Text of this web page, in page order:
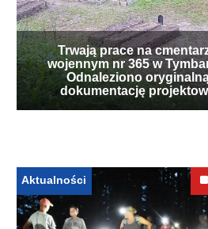
Trwają prace na
wojennym nr 365 w
Odnaleziono
dokumentację
Aktualności